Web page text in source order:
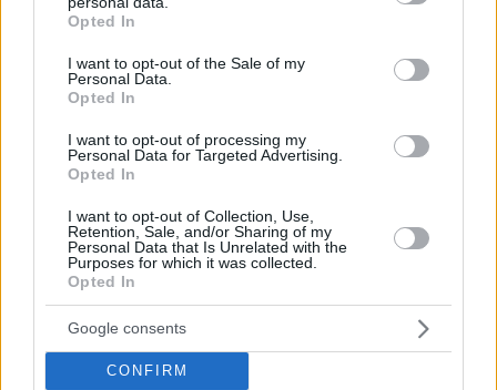
grant or deny consent to Google and its third-party tags to
use your data for below specified purposes in below Google
consent section.
Opted In
I want to opt-out of the Sale of my
Personal Data.
Opted In
I want to opt-out of processing my
Personal Data for Targeted Advertising.
Opted In
I want to opt-out of Collection, Use,
Retention, Sale, and/or Sharing of my
Personal Data that Is Unrelated with the
Purposes for which it was collected.
Opted In
Google consents
CONFIRM
Εγκαταλείπει το κόμμα Καρυστιανού και ο
επιχειρηματίας Νίκος Μπρουτζάκης: Καταγγέλλει
κλειστή κάστα, «λένε προδότες και πληρωμένους
όσους αποχωρούν»
08.08.2026, 18:48